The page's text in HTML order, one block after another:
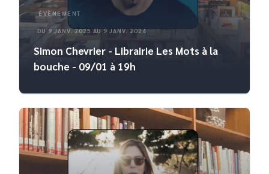
ÉVÈNEMENT
DU 9 JANV. 2025 AU 9 JANV. 2024
Simon Chevrier - Librairie Les Mots à la
bouche - 09/01 à 19h